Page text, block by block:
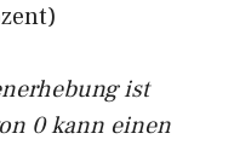
ist
0 kann einen